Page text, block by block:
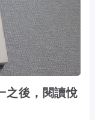
之後，閱讀悅